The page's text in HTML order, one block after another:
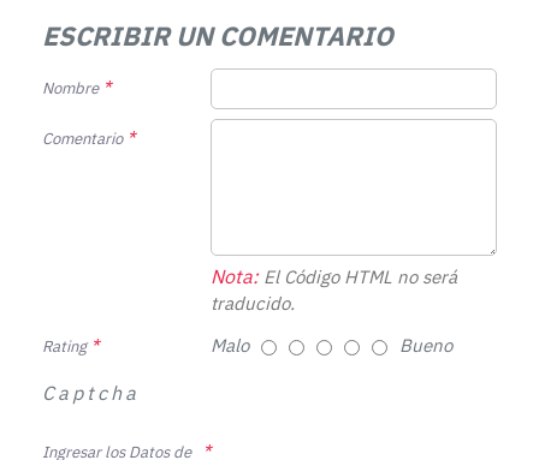
ESCRIBIR UN COMENTARIO
Nombre
Comentario
Nota:El Código HTML no será
traducido.
Rating Malo Bueno
Captcha
Ingresar los Datos de